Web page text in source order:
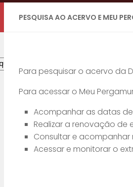
PESQUISA AO ACERVO E MEU
Para pesquisar o acervo da
Para acessar o Meu
Acompanhar as datas
Realizar a renovação de
Consultar e acompanhar
Acessar e monitorar o